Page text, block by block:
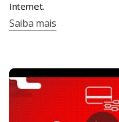
Internet.
Saiba mais